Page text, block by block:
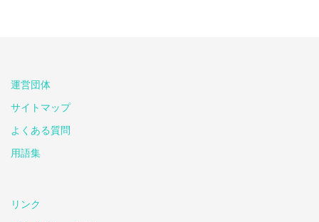
運営団体
サイトマップ
よくある質問
用語集
リンク